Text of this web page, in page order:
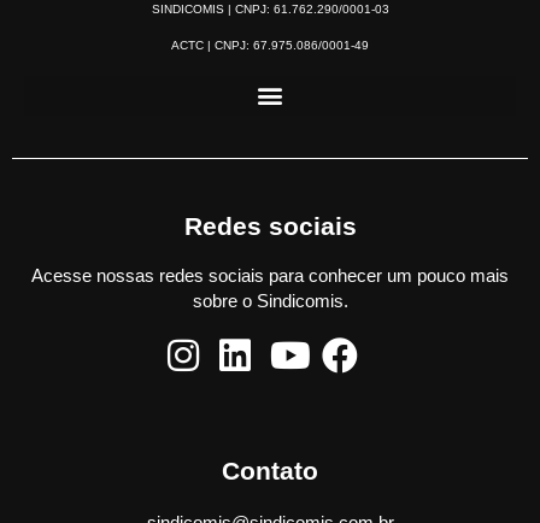
SINDICOMIS | CNPJ: 61.762.290/0001-03
ACTC | CNPJ: 67.975.086/0001-49
Redes sociais
Acesse nossas redes sociais para conhecer um pouco mais
sobre o Sindicomis.
Contato